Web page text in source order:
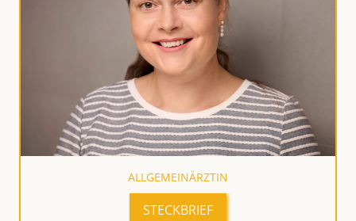
ALLGEMEINÄRZTIN
STECKBRIEF